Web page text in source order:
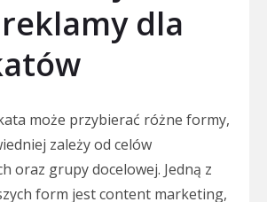
dla
może przybierać różne formy,
zależy od celów
oraz grupy docelowej. Jedną z
form jest content marketing,